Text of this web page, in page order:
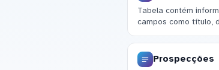
Tabela contém
campos como título,
Prospecções